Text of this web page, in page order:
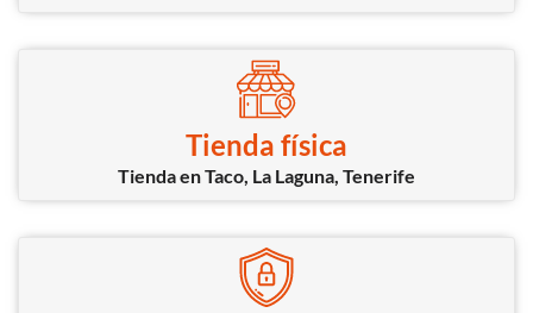
Tienda física
Tienda en Taco, La Laguna, Tenerife